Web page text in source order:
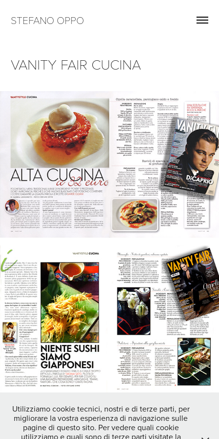
STEFANO OPPO
VANITY FAIR CUCINA
↑ Back to Top
Utilizziamo cookie tecnici, nostri e di terze parti, per
migliorare la vostra esperienza di navigazione sulle
pagine di questo sito. Per vedere quali cookie
utilizziamo e quali sono di terze parti visitate la